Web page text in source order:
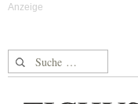
Suche nach: